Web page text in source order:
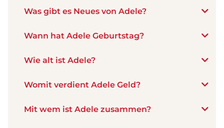
Was gibt es Neues von Adele?
Wann hat Adele Geburtstag?
Wie alt ist Adele?
Womit verdient Adele Geld?
Mit wem ist Adele zusammen?